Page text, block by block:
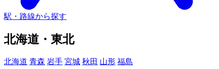
駅・路線から探す
北海道・東北
北海道 青森 岩手 宮城 秋田 山形 福島